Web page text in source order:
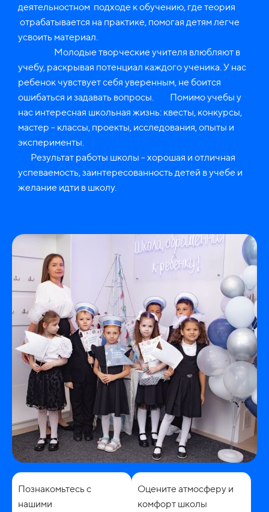
деятельностном подходе к обучению, где теория
отрабатывается на практике, помогая детям легче
усвоить материал.
Молодые творческие учителя влюбляют в
учебу, раскрывая потенциал каждого ученика. У нас
ребенок чувствует себя уверенным, не боится
ошибаться и задавать вопросы. Помимо учебы у
нас интересная школьная жизнь: квесты, конкурсы,
мастер - классы, проекты, исследования, опыты и
эксперименты.
Результат работы школы - хорошая и отличная
успеваемость, заинтересованность детей в учебе и
желание идти в школу.
Познакомьтесь с
нашими
Оцените атмосферу и
комфорт школы